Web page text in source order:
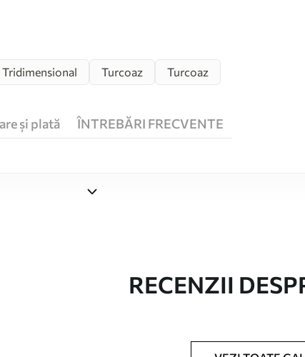
Tridimensional Turcoaz Turcoaz
și plată ÎNTREBĂRI FRECVENTE
RECENZII